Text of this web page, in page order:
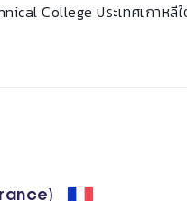
College ประเทศเกาหลี